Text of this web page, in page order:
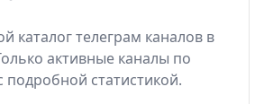
каталог телеграм каналов в
активные каналы по
подробной статистикой.